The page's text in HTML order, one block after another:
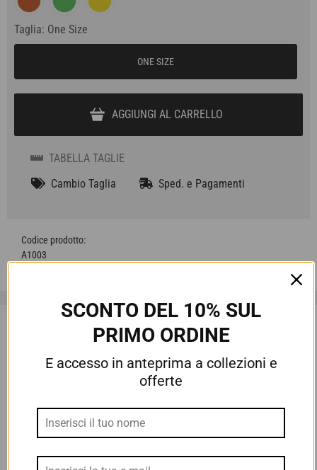
Taglia: One Size
ONE SIZE
AGGIUNGI AL CARRELLO
TABELLA TAGLIE
Cambio Taglia
Sped. e Pagamenti
A1003
Recensioni Clienti
4.50 su 5
Basato su 2 recensioni
1
SCONTO DEL 10% SUL
PRIMO ORDINE
E accesso in anteprima a collezioni e
offerte